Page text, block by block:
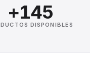
+145
DISPONIBLES